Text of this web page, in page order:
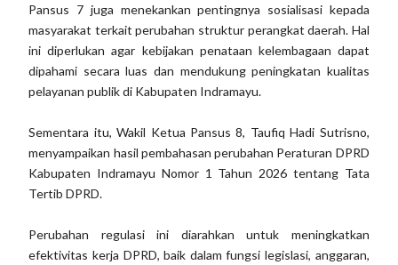
Pansus 7 juga menekankan pentingnya sosialisasi kepada
masyarakat terkait perubahan struktur perangkat daerah. Hal
ini diperlukan agar kebijakan penataan kelembagaan dapat
dipahami secara luas dan mendukung peningkatan kualitas
pelayanan publik di Kabupaten Indramayu.
Sementara itu, Wakil Ketua Pansus 8, Taufiq Hadi Sutrisno,
menyampaikan hasil pembahasan perubahan Peraturan DPRD
Kabupaten Indramayu Nomor 1 Tahun 2026 tentang Tata
Tertib DPRD.
Perubahan regulasi ini diarahkan untuk meningkatkan
efektivitas kerja DPRD, baik dalam fungsi legislasi, anggaran,